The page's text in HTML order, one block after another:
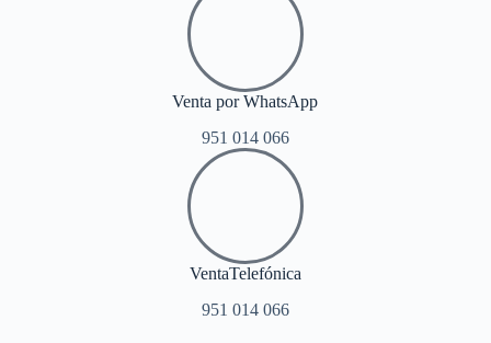
Venta por WhatsApp
951 014 066
VentaTelefónica
951 014 066